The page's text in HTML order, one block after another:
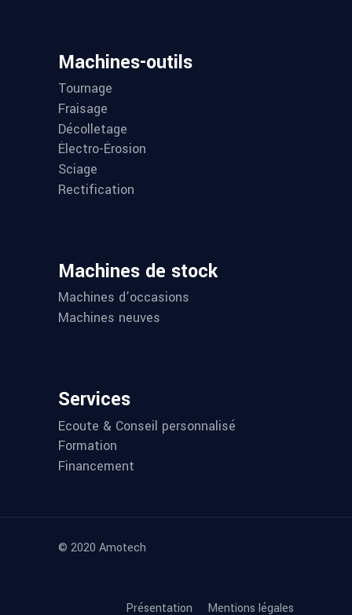
Machines-outils
Tournage
Fraisage
Décolletage
Électro-Érosion
Sciage
Rectification
Machines de stock
Machines d’occasions
Machines neuves
Services
Ecoute & Conseil personnalisé
Formation
Financement
© 2020 Amotech
Présentation Mentions légales